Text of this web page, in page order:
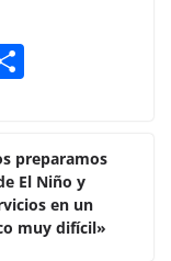
p
ar
tir
preparamos
El Niño y
en un
muy difícil»